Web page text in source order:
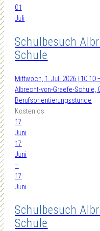
01
Juli
Schulbesuch
Schule
Mittwoch, 1. Juli 2026 | 10:10
Albrecht-von-Graefe-Schule,
Berufsorientierungsstunde
Kostenlos
17
Juni
17
Juni
–
17
Juni
Schulbesuch
Schule